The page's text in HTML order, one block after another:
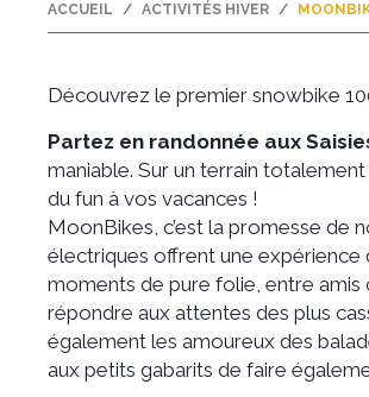
ACCUEIL ACTIVITÉS HIVER
Découvrez le premier snowbike
Partez en randonnée aux
maniable. Sur un terrain
du fun à vos vacances !
MoonBikes, c’est la promesse de
électriques offrent une expérience
moments de pure folie, entre amis
répondre aux attentes des plus
également les amoureux des
aux petits gabarits de faire